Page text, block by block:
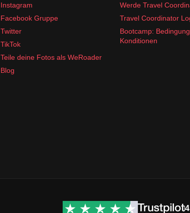
Instagram
Facebook Gruppe
Twitter
TikTok
Teile deine Fotos als WeRoader
Blog
Werde Travel
Travel Coordinator
Bootcamp:
Konditionen